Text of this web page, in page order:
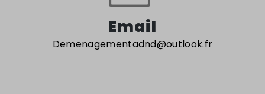
Email
demenagementadnd@outlook.fr